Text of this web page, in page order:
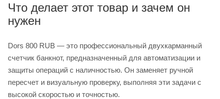
Что делает этот товар и зачем он
нужен
Dors 800 RUB — это профессиональный двухкарманный
счетчик банкнот, предназначенный для автоматизации и
защиты операций с наличностью. Он заменяет ручной
пересчет и визуальную проверку, выполняя эти задачи с
высокой скоростью и точностью.